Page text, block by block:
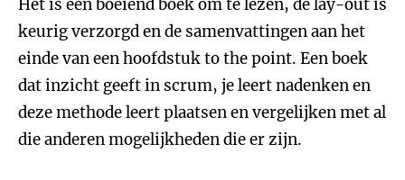
Het is een boeiend boek om te lezen, de lay-out is
keurig verzorgd en de samenvattingen aan het
einde van een hoofdstuk to the point. Een boek
dat inzicht geeft in scrum, je leert nadenken en
deze methode leert plaatsen en vergelijken met al
die anderen mogelijkheden die er zijn.